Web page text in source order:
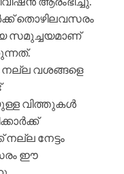
തൊഴിലവസരം
സമുച്ചയമാണ്
നല്ല വശങ്ങളെ
വിത്തുകള്‍
നേട്ടം
ഈ